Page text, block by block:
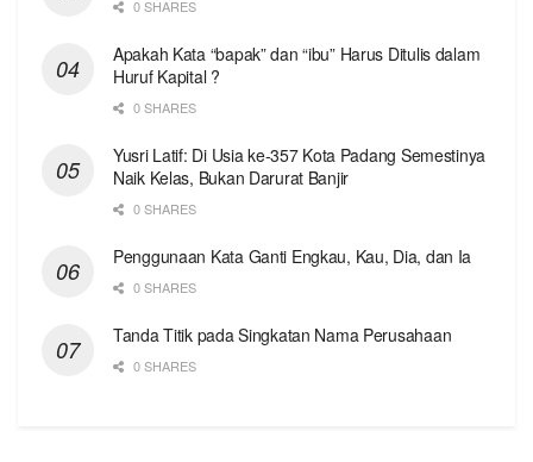
0 SHARES
Apakah Kata “bapak” dan “ibu” Harus Ditulis dalam
Huruf Kapital ?
0 SHARES
Yusri Latif: Di Usia ke-357 Kota Padang Semestinya
Naik Kelas, Bukan Darurat Banjir
0 SHARES
Penggunaan Kata Ganti Engkau, Kau, Dia, dan Ia
0 SHARES
Tanda Titik pada Singkatan Nama Perusahaan
0 SHARES